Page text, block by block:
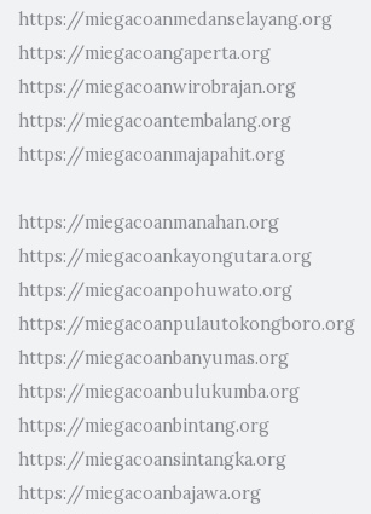
https://miegacoanmedanselayang.org
https://miegacoangaperta.org
https://miegacoanwirobrajan.org
https://miegacoantembalang.org
https://miegacoanmajapahit.org
https://miegacoanmanahan.org
https://miegacoankayongutara.org
https://miegacoanpohuwato.org
https://miegacoanpulautokongboro.org
https://miegacoanbanyumas.org
https://miegacoanbulukumba.org
https://miegacoanbintang.org
https://miegacoansintangka.org
https://miegacoanbajawa.org